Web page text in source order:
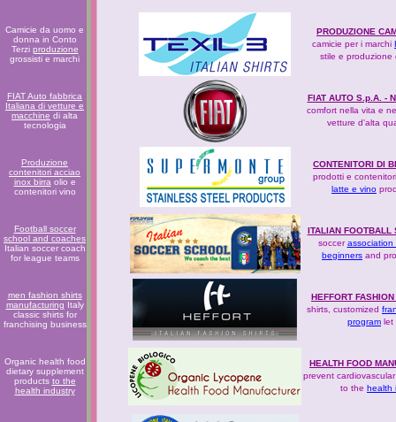
Camicie da uomo e
donna in Conto
Terzi produzione
grossisti e marchi
PRODUZIONE
camicie per i marchi
stile e produzione
FIAT Auto fabbrica
Italiana di vetture e
macchine di alta
tecnologia
FIAT AUTO S.p.A. -
comfort nella vita e
vetture d'alta
Produzione
contenitori acciao
inox birra olio e
contenitori vino
CONTENITORI DI
prodotti e
latte e vino
Football soccer
school and coaches
Italian soccer coach
for league teams
ITALIAN FOOTBALL
soccerassociation
beginners and
men fashion shirts
manufacturing Italy
classic shirts for
franchising business
HEFFORT
shirts, customized
program let
Organic health food
dietary supplement
products to the
health industry
HEALTH FOOD
prevent
to the health